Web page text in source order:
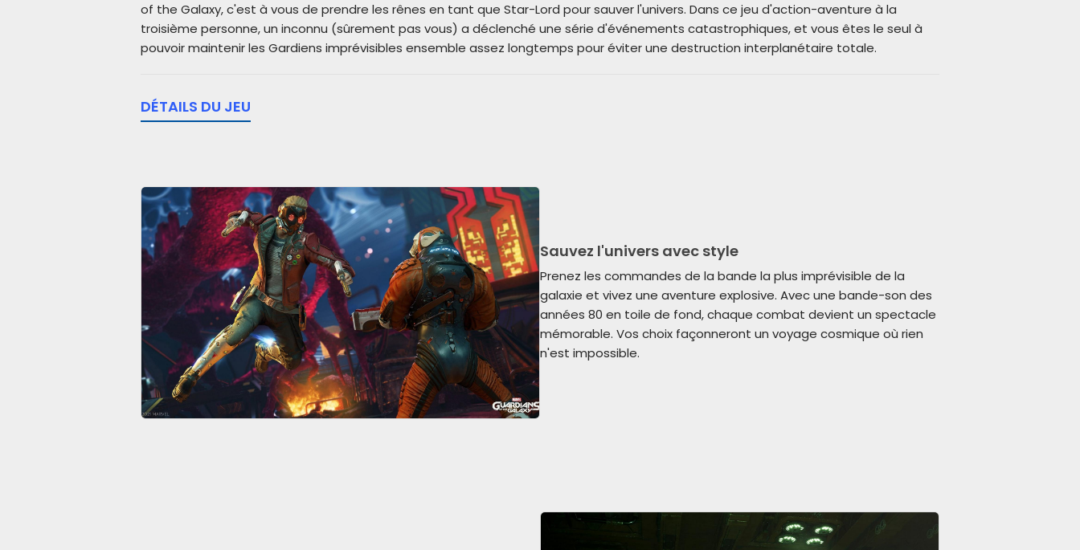
of the Galaxy, c'est à vous de prendre les rênes en tant que Star-Lord pour sauver l'univers. Dans ce jeu d'action-aventure à la
troisième personne, un inconnu (sûrement pas vous) a déclenché une série d'événements catastrophiques, et vous êtes le seul à
pouvoir maintenir les Gardiens imprévisibles ensemble assez longtemps pour éviter une destruction interplanétaire totale.
DÉTAILS DU JEU
Sauvez l'univers avec style
Prenez les commandes de la bande la plus imprévisible de la
galaxie et vivez une aventure explosive. Avec une bande-son des
années 80 en toile de fond, chaque combat devient un spectacle
mémorable. Vos choix façonneront un voyage cosmique où rien
n'est impossible.